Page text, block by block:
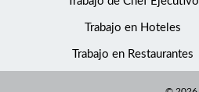
Trabajo en Hoteles
Trabajo en Restaurantes